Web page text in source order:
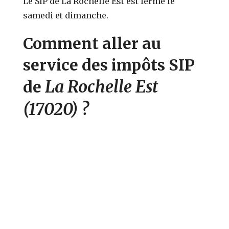
samedi et dimanche.
Comment aller au
service des impôts SIP
deLa Rochelle Est
(17020) ?